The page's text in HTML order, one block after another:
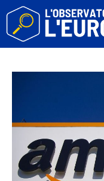
Aller
contenu